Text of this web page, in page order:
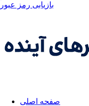
بازیابی رمز عبور
صفحه اصلی